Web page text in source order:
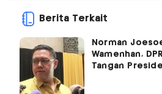
Berita Terkait
Norman
Wamenhan,
Tangan